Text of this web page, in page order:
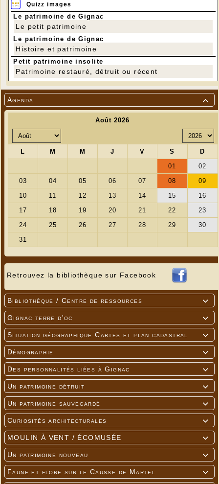

Agenda
Retrouvez la bibliothèque sur Facebook

Bibliothèque / Centre de ressources

Gignac terre d'oc

Situation géographique Cartes et plan cadastral

Démographie

Des personnalités liées à Gignac

Un patrimoine détruit

Un patrimoine sauvegardé

Curiosités architecturales

MOULIN À VENT / ÉCOMUSÉE

Un patrimoine nouveau

Faune et flore sur le Causse de Martel
Quizz images
Le patrimoine de Gignac
Le petit patrimoine
Le patrimoine de Gignac
Histoire et patrimoine
Petit patrimoine insolite
Patrimoine restauré, détruit ou récent